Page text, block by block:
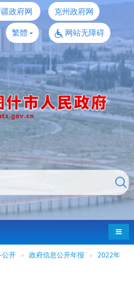
政府网
克州政府网
繁體 网站无障碍
导航
公开 » 政府信息公开年报 »
2022年